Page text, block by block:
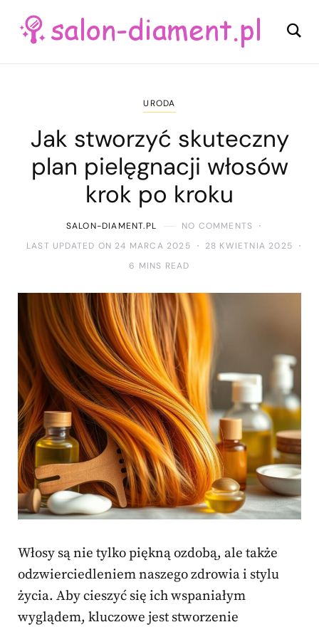
URODA
Jak stworzyć skuteczny
plan pielęgnacji włosów
krok po kroku
SALON-DIAMENT.PL
NO COMMENTS
LAST UPDATED ON 24 MARCA 2025
28 KWIETNIA 2025
6 MINS READ
Włosy są nie tylko piękną ozdobą, ale także
odzwierciedleniem naszego zdrowia i stylu
życia. Aby cieszyć się ich wspaniałym
wyglądem, kluczowe jest stworzenie